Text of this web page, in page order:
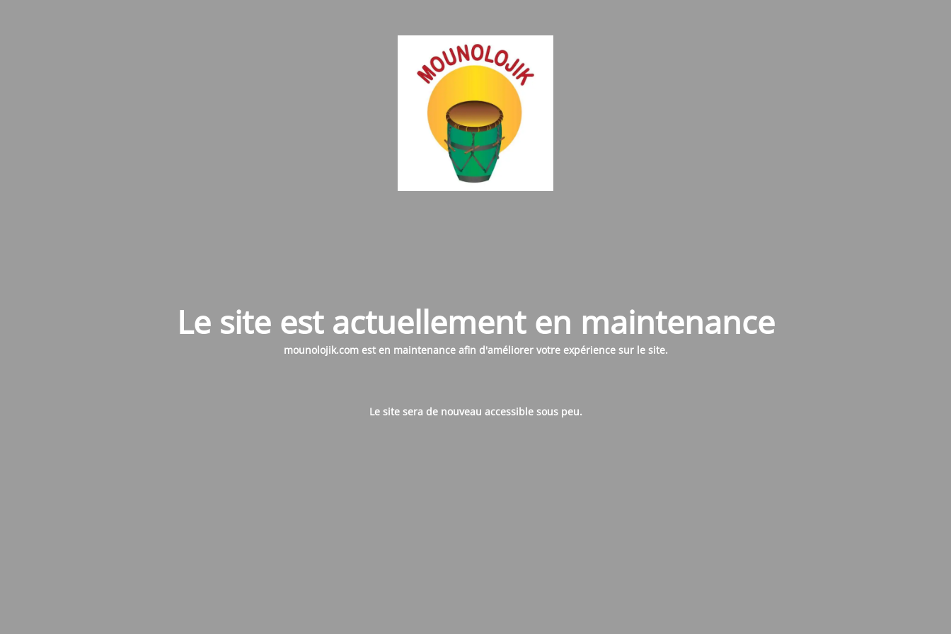
Le site est actuellement en maintenance
mounolojik.com est en maintenance afin d'améliorer votre expérience sur le site.
Le site sera de nouveau accessible sous peu.